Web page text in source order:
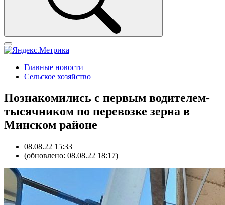
Главные новости
Сельское хозяйство
Познакомились с первым водителем-
тысячником по перевозке зерна в
Минском районе
08.08.22 15:33
(обновлено: 08.08.22 18:17)